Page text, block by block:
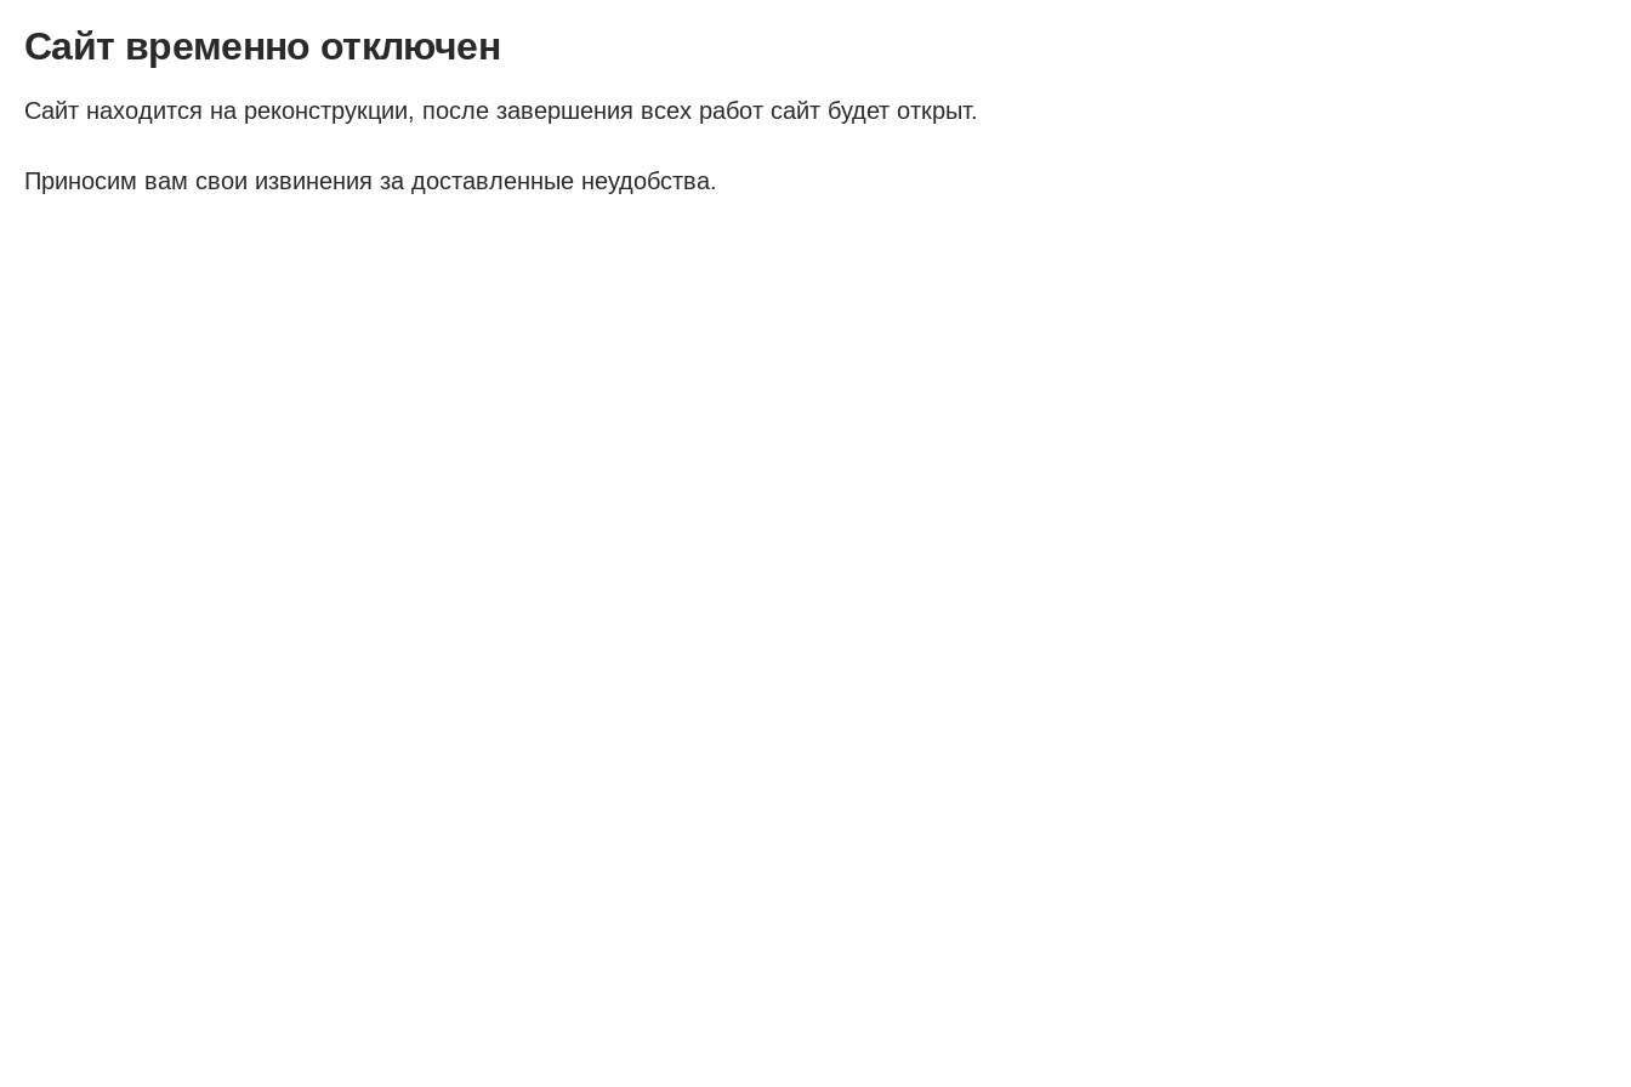
Сайт временно отключен
Сайт находится на реконструкции, после завершения всех работ сайт будет открыт.
Приносим вам свои извинения за доставленные неудобства.